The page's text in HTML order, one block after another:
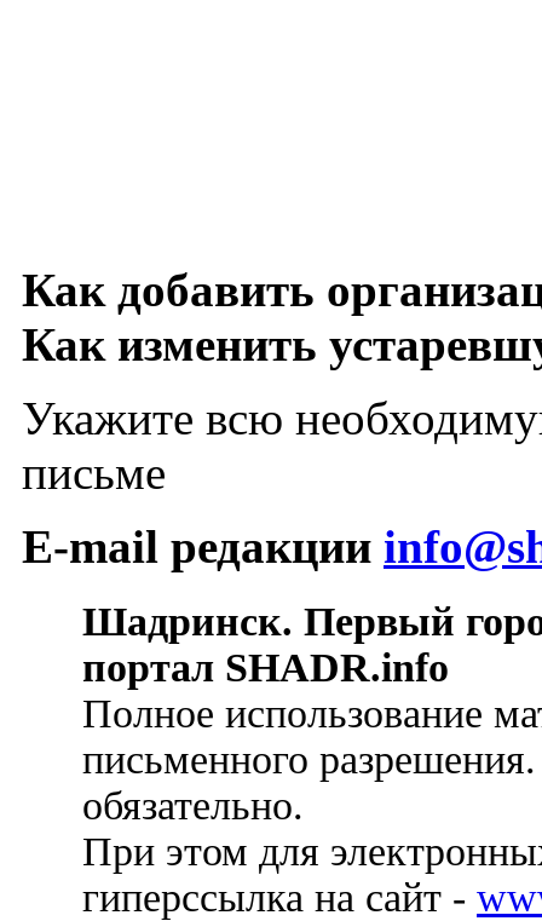
Как добавить
Как изменить
Укажите всю
письме
E-mail редакции
Шадринск. Первый
портал SHADR.info
Полное использование
письменного
обязательно.
При этом для
гиперссылка на сайт -